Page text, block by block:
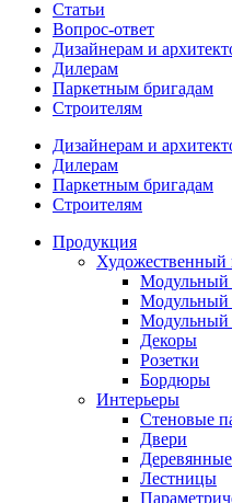
Статьи
Вопрос-ответ
Дизайнерам и
Дилерам
Паркетным бригадам
Строителям
Дизайнерам и
Дилерам
Паркетным бригадам
Строителям
Продукция
Художественный
Модульный
Модульный
Модульный
Декоры
Розетки
Бордюры
Интерьеры
Стеновые
Двери
Лестницы